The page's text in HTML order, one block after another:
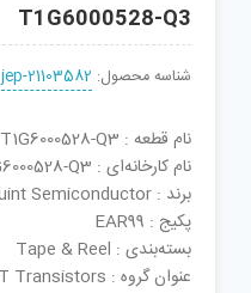
T1G6000528-Q3
شناسه محصول: jep-21103582
نام قطعه : T1G6000528-Q3
نام کارخانه‌ای : T1G6000528-Q3
برند : TriQuint Semiconductor
پکیج : EAR99
بسته‌بندی : Tape & Reel
عنوان گروه : RF JFET Transistors